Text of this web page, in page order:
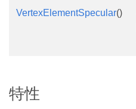
VertexElementSpecular()
特性